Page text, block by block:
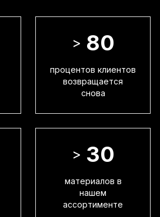
> 80
процентов клиентов
возвращается
снова
> 30
материалов в
нашем
ассортименте